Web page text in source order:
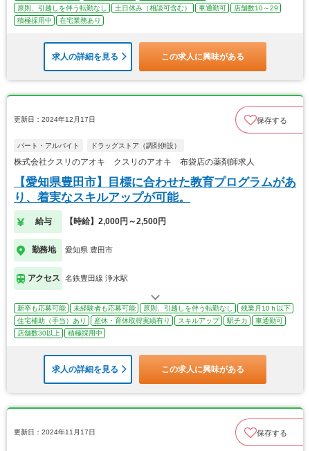
原則、引越しを伴う転勤なし
土日休み（相談可含む） 車通勤可
店舗数10～29
積極採用中
在宅業務あり
求人の詳細を見る この求人に興味がある
更新日：2024年12月17日 保存する
パート・アルバイト ドラッグストア（調剤併設）
株式会社クスリのアオキ クスリのアオキ 布袋店の薬剤師求人
【愛知県豊田市】目標に合わせた教育プログラムがあ
り、着実なスキルアップが可能。
給与 【時給】2,000円～2,500円
勤務地 愛知県 豊田市
アクセス 名鉄豊田線 浄水駅
新卒も応募可能 未経験者も応募可能 原則、引越しを伴う転勤なし
残業月10ｈ以下
住宅補助（手当）あり
産休・育休取得実績有り スキルアップ 駅チカ
車通勤可
店舗数30以上
積極採用中
求人の詳細を見る この求人に興味がある
更新日：2024年11月17日 保存する